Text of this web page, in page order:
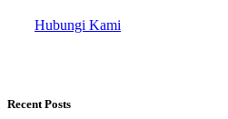
Hubungi Kami
Recent Posts